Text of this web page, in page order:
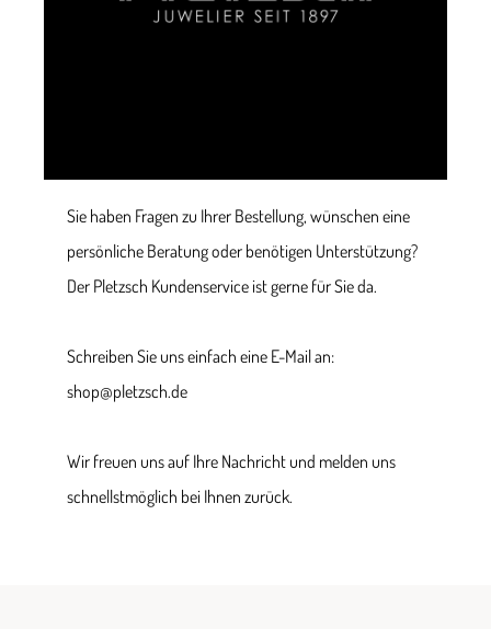
Sie haben Fragen zu Ihrer Bestellung, wünschen eine
persönliche Beratung oder benötigen Unterstützung?
Der Pletzsch Kundenservice ist gerne für Sie da.
Schreiben Sie uns einfach eine E-Mail an:
shop@pletzsch.de
Wir freuen uns auf Ihre Nachricht und melden uns
schnellstmöglich bei Ihnen zurück.